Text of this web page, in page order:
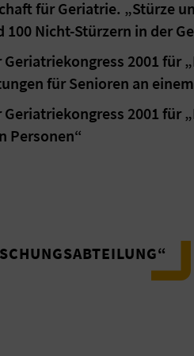
für Geriatrie. „Stürze
Nicht-Stürzern in der
2001 für
für Senioren an
2001 für
Personen“